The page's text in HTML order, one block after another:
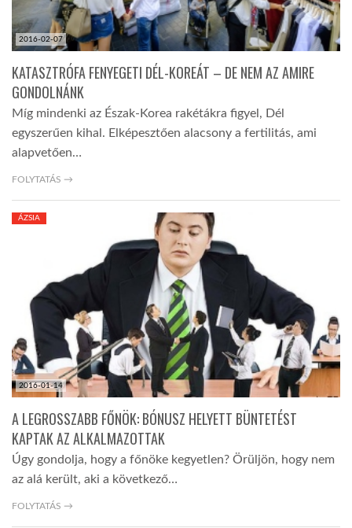
A VILÁG ITTHON
GLOBOTV BP
TROPICALMAGAZIN
GLOBOTV
AFRIKA TUDÁSTÁR
LINKTR.EE
GLOBOZSARU
2016-02-07
KATASZTRÓFA FENYEGETI DÉL-KOREÁT – DE NEM AZ AMIRE
GONDOLNÁNK
Míg mindenki az Észak-Korea rakétákra figyel, Dél
egyszerűen kihal. Elképesztően alacsony a fertilitás, ami
alapvetően…
FOLYTATÁS →
2016-01-14
ÁZSIA
A LEGROSSZABB FŐNÖK: BÓNUSZ HELYETT BÜNTETÉST
KAPTAK AZ ALKALMAZOTTAK
Úgy gondolja, hogy a főnöke kegyetlen? Örüljön, hogy nem
az alá került, aki a következő…
FOLYTATÁS →